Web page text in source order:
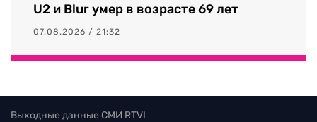
U2 и Blur умер в возрасте 69 лет
07.08.2026 / 21:32
Выходные данные СМИ RTVI